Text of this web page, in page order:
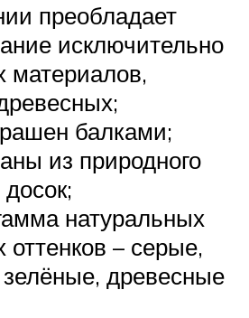
преобладает
исключительно
материалов,
балками;
из природного
натуральных
оттенков – серые,
древесные